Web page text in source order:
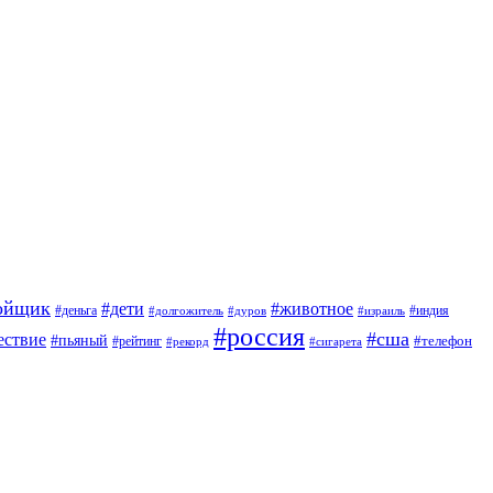
#деньга #дети #долгожитель #дуров #животное #израиль #индия
#пьяный #рейтинг #рекорд #россия #сигарета #сша #телефон